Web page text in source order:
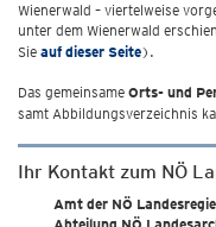
Wienerwald – viertelweise
unter dem Wienerwald
Sie auf dieser Seite).
Das gemeinsame Orts- und
samt Abbildungsverzeichnis
Ihr Kontakt zum NÖ
Amt der NÖ